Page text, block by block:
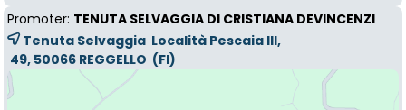
Promoter: TENUTA SELVAGGIA DI CRISTIANA DEVINCENZI
Tenuta Selvaggia Località Pescaia III,
49, 50066 REGGELLO (FI)